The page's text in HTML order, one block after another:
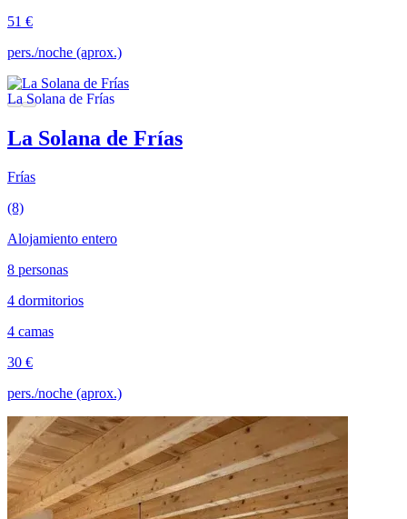
51 €
pers./noche (aprox.)
La Solana de Frías
Frías
(8)
Alojamiento entero
8 personas
4 dormitorios
4 camas
30 €
pers./noche (aprox.)